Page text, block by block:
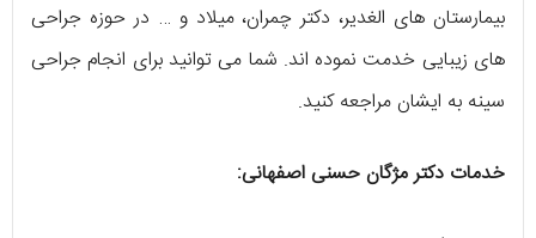
بیمارستان های الغدیر، دکتر چمران، میلاد و … در حوزه جراحی
های زیبایی خدمت نموده اند. شما می توانید برای انجام جراحی
سینه به ایشان مراجعه کنید.
خدمات دکتر مژگان حسنی اصفهانی: